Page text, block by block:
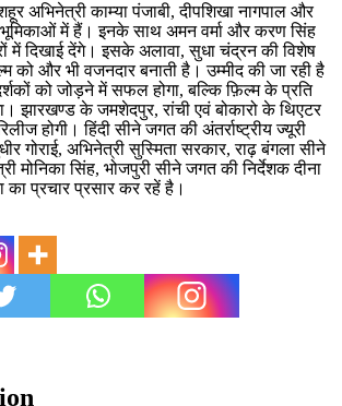
अभिनेत्री काम्या पंजाबी, दीपशिखा नागपाल और
भूमिकाओं में हैं। इनके साथ अमन वर्मा और करण सिंह
में दिखाई देंगे। इसके अलावा, सुधा चंद्रन की विशेष
को और भी वजनदार बनाती है। उम्मीद की जा रही है
को जोड़ने में सफल होगा, बल्कि फ़िल्म के प्रति
झारखण्ड के जमशेदपुर, रांची एवं बोकारो के थिएटर
होगी। हिंदी सीने जगत की अंतर्राष्ट्रीय ज्यूरी
गोराई, अभिनेत्री सुस्मिता सरकार, राढ़ बंगला सीने
मोनिका सिंह, भोजपुरी सीने जगत की निर्देशक दीना
का प्रचार प्रसार कर रहें है।